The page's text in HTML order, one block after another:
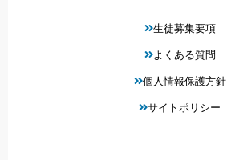
生徒募集要項
よくある質問
個人情報保護方針
サイトポリシー